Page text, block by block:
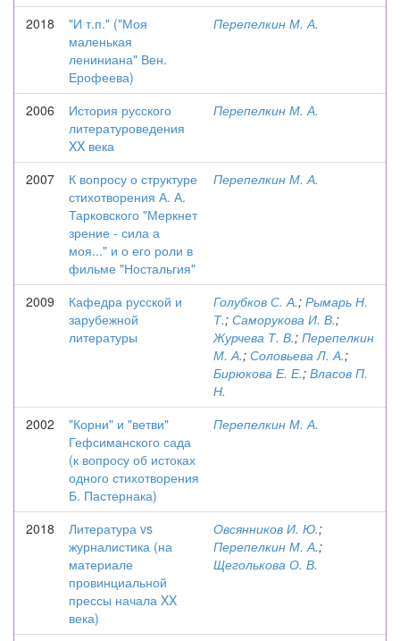
2018
"И т.п." ("Моя
маленькая
лениниана" Вен.
Ерофеева)
Перепелкин М. А.
2006
История русского
литературоведения
XX века
Перепелкин М. А.
2007
К вопросу о структуре
стихотворения А. А.
Тарковского "Меркнет
зрение - сила а
моя..." и о его роли в
фильме "Ностальгия"
Перепелкин М. А.
2009
Кафедра русской и
зарубежной
литературы
Голубков С. А.; Рымарь Н.
Т.; Саморукова И. В.;
Журчева Т. В.; Перепелкин
М. А.; Соловьева Л. А.;
Бирюкова Е. Е.; Власов П.
Н.
2002
"Корни" и "ветви"
Гефсиманского сада
(к вопросу об истоках
одного стихотворения
Б. Пастернака)
Перепелкин М. А.
2018
Литература vs
журналистика (на
материале
провинциальной
прессы начала XX
века)
Овсянников И. Ю.;
Перепелкин М. А.;
Щеголькова О. В.